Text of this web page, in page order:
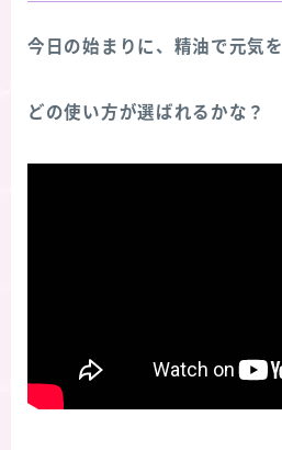
今日の始まりに、精油で元気
どの使い方が選ばれるかな？